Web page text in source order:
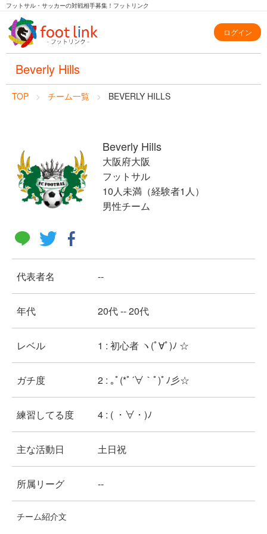
フットサル・サッカーの対戦相手募集！フットリンク
ログイン
Beverly Hills
TOP チーム一覧 BEVERLY HILLS
Beverly Hills
大阪府大阪
フットサル
10人未満（経験者1人）
男性チーム
代表者名 --
年代 20代 -- 20代
レベル 1 : 初心者 ヽ(ﾟ∀ﾟ)ﾉ ☆
ガチ度 2 : ｡ﾟ(*ﾟ´∀｀ﾟ)ﾟﾉ彡☆
練習してる度 4 : ( ・∀・)ﾉ
主な活動日 土日祝
所属リーグ --
チーム紹介文